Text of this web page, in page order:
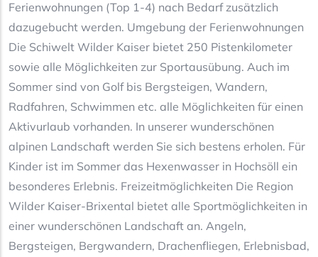
Ferienwohnungen (Top 1-4) nach Bedarf zusätzlich
dazugebucht werden. Umgebung der Ferienwohnungen
Die Schiwelt Wilder Kaiser bietet 250 Pistenkilometer
sowie alle Möglichkeiten zur Sportausübung. Auch im
Sommer sind von Golf bis Bergsteigen, Wandern,
Radfahren, Schwimmen etc. alle Möglichkeiten für einen
Aktivurlaub vorhanden. In unserer wunderschönen
alpinen Landschaft werden Sie sich bestens erholen. Für
Kinder ist im Sommer das Hexenwasser in Hochsöll ein
besonderes Erlebnis. Freizeitmöglichkeiten Die Region
Wilder Kaiser-Brixental bietet alle Sportmöglichkeiten in
einer wunderschönen Landschaft an. Angeln,
Bergsteigen, Bergwandern, Drachenfliegen, Erlebnisbad,